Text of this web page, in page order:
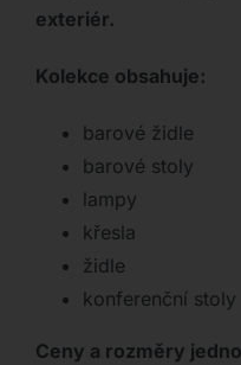
exteriér.
Kolekce obsahuje:
barové židle
barové stoly
lampy
křesla
židle
konferenční stoly
Ceny a rozměry